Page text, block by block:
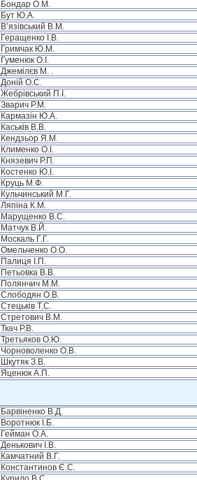
Бондар О.М.
Бут Ю.А.
В’язівський В.М.
Геращенко І.В.
Гримчак Ю.М.
Гуменюк О.І.
Джемілєв М. .
Доній О.С.
Жебрівський П.І.
Зварич Р.М.
Кармазін Ю.А.
Каськів В.В.
Кендзьор Я.М.
Клименко О.І.
Князевич Р.П.
Костенко Ю.І.
Круць М.Ф.
Кульчинський М.Г.
Ляпіна К.М.
Марущенко В.С.
Матчук В.Й.
Москаль Г.Г.
Омельченко О.О.
Палиця І.П.
Петьовка В.В.
Полянчич М.М.
Слободян О.В.
Стецьків Т.С.
Стретович В.М.
Ткач Р.В.
Третьяков О.Ю.
Чорноволенко О.В.
Шкутяк З.В.
Яценюк А.П.
Барвіненко В.Д.
Воротнюк І.Б.
Гейман О.А.
Денькович І.В.
Камчатний В.Г.
Константинов Є.С.